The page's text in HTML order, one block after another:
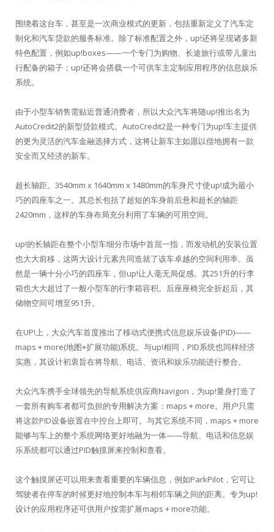
围绕着这台车，甚至是一次商业模式的更新，包括重新定义了汽车定
制化和汽车贷款的服务标准。除了标准配置之外，up!还将呈现诸多新
特色配置，例如up!boxes——一个专门为购物、长途旅行或带儿童出
行配备的箱子；up!还将会搭载一个可供车主定制应用程序的信息娱乐
系统。
由于小型车销售需贴近普通消费者，所以大众汽车将随up!推出名为
AutoCredit2的新型贷款模式。AutoCredit2是一种专门为up!车主提供
的更为灵活的汽车金融选择方式，这将让新车主如愿以偿地拥有一款
安全而又经济的新车。
超长轴距。3540mm x 1640mm x 1480mm的车身尺寸使up!成为最小
巧的四座车之一。其总长包括了超短的车身前后悬和超长的轴距
2420mm，这样的车身布局充分利用了车辆的可用空间。
up!的长轴距在整个小型车细分市场中首屈一指，而发动机的安装位置
也大大前移，这两大设计元素共同造就了该车卓越的空间利用率。虽
然是一辆十分小巧的四座车，但up!让人毫无局促感。其251升的行李
箱也大大超过了一般小型车的行李箱容积。后座座椅完全折起后，其
储物空间可增至951升。
在UP!上，大众汽车首度推出了移动式便携式信息娱乐设备(PID)——
maps + more(地图+扩展功能)系统。与up!相同，PID系统也同样经济
实惠，其设计初衷旨在将导航、电话、资讯和娱乐功能进行整合。
大众汽车携手全球领先的导航系统供应商Navigon，为up!量身打造了
一套所有购车者都可负担的专用解决方案：maps + more。用户只需
将这款PID设备嵌置在中控台上即可。与其它系统不同，maps + more
能够与车上的整个系统网络更好地融为一体——导航、电话和信息娱
乐系统都可以通过PID触摸屏来控制和查看。
这个触摸屏还可以用来查看重要的车辆信息，例如ParkPilot，它可让
驾驶者在停车的时候更好地控制本车与相邻车辆之间的距离。专为up!
设计的应用程序还可供用户按需扩展maps + more功能。